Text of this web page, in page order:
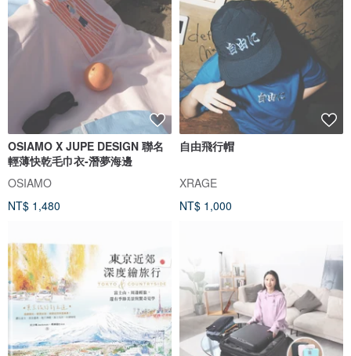
OSIAMO X JUPE DESIGN 聯名
輕薄快乾毛巾衣-潛夢海邊
OSIAMO
NT$ 1,480
自由飛行帽
XRAGE
NT$ 1,000